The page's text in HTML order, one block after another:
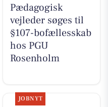
Pædagogisk
vejleder søges til
§107-bofællesskab
hos PGU
Rosenholm
JOBNYT